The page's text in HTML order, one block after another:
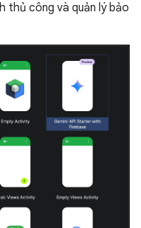
thủ công và quản lý bảo